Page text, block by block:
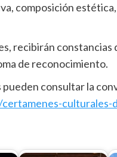
composición
recibirán
de reconocimiento.
pueden consultar la
culturales-